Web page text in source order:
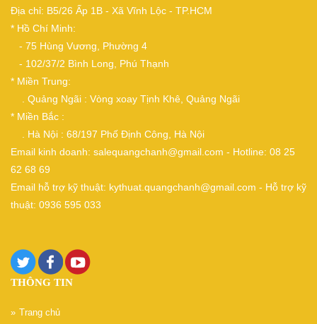
Địa chỉ: B5/26 Ấp 1B - Xã Vĩnh Lộc - TP.HCM
* Hồ Chí Minh:
- 75 Hùng Vương, Phường 4
- 102/37/2 Bình Long, Phú Thạnh
* Miền Trung:
. Quảng Ngãi : Vòng xoay Tịnh Khê, Quảng Ngãi
* Miền Bắc :
. Hà Nội : 68/197 Phố Định Công, Hà Nội
Email kinh doanh: salequangchanh@gmail.com - Hotline: 08 25
62 68 69
Email hỗ trợ kỹ thuật: kythuat.quangchanh@gmail.com - Hỗ trợ kỹ
thuật: 0936 595 033
THÔNG TIN
Trang chủ